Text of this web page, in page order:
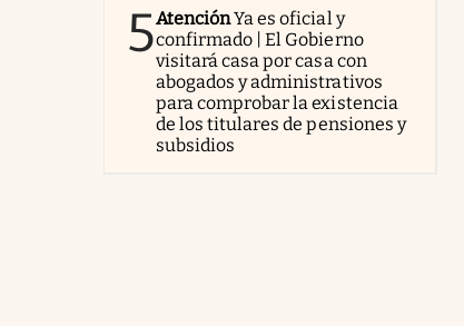
5AtenciónYa es oficial y
confirmado | El Gobierno
visitará casa por casa con
abogados y administrativos
para comprobar la existencia
de los titulares de pensiones y
subsidios